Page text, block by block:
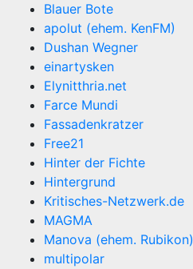
Blauer Bote
apolut (ehem. KenFM)
Dushan Wegner
einartysken
Elynitthria.net
Farce Mundi
Fassadenkratzer
Free21
Hinter der Fichte
Hintergrund
Kritisches-Netzwerk.de
MAGMA
Manova (ehem. Rubikon)
multipolar